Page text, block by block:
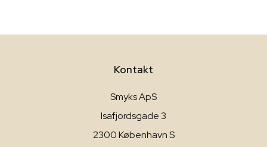
Kontakt
Smyks ApS
Isafjordsgade 3
2300 København S